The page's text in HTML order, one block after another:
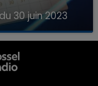
WEEK-END
30 juin 2023
les hauts-de-
?